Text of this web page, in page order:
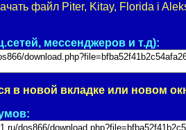
файл Piter, Kitay, Florida i
мессенджеров и т.д):
в новой вкладке или новом